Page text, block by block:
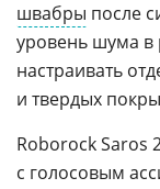
швабры после
уровень шума в
настраивать
и твердых
Roborock Saros
с голосовым